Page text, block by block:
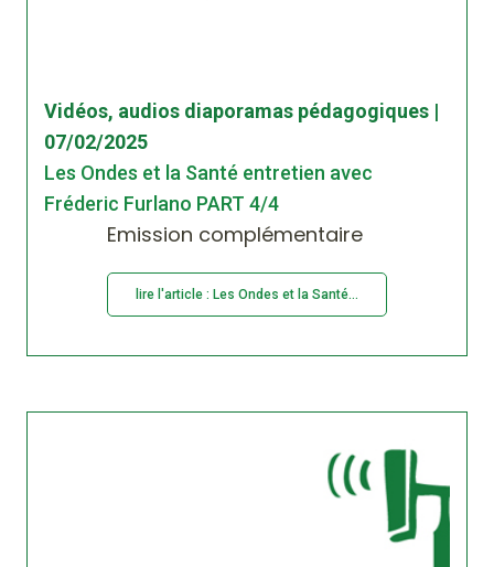
Vidéos, audios diaporamas pédagogiques |
07/02/2025
Les Ondes et la Santé entretien avec
Fréderic Furlano PART 4/4
Emission complémentaire
lire l'article : Les Ondes et la Santé...